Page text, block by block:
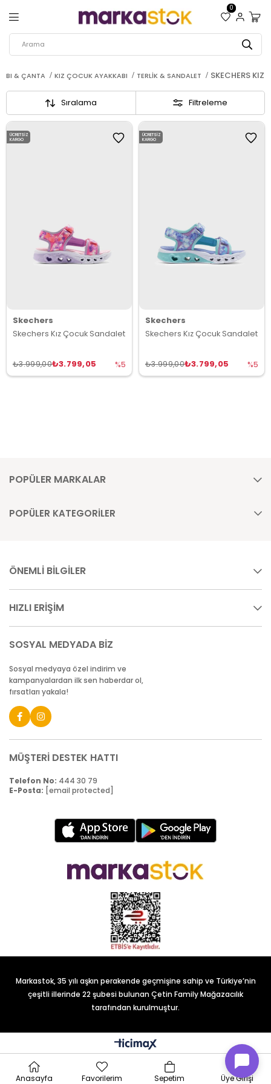
0
& ÇANTA KIZ ÇOCUK AYAKKABI TERLIK & SANDALET SKECHERS KIZ
Filtreleme
Sıralama
Skechers
Skechers Kız Çocuk Sandalet
₺3.799,05
₺3.999,00 %5
ÜCRETSIZ
KARGO
Skechers
Skechers Kız Çocuk Sandalet
₺3.799,05
₺3.999,00 %5
ÜCRETSIZ
KARGO
POPÜLER MARKALAR
POPÜLER KATEGORİLER
ÖNEMLİ BİLGİLER
HIZLI ERİŞİM
SOSYAL MEDYADA BİZ
Sosyal medyaya özel indirim ve
kampanyalardan ilk sen haberdar ol,
fırsatları yakala!
MÜŞTERİ DESTEK HATTI
Telefon No: 444 30 79
E-Posta: [email protected]
Markastok, 35 yılı aşkın perakende geçmişine sahip ve Türkiye’nin
çeşitli illerinde 22 şubesi bulunan Çetin Family Mağazacılık
tarafından kurulmuştur.
Anasayfa Favorilerim Sepetim Üye Girişi